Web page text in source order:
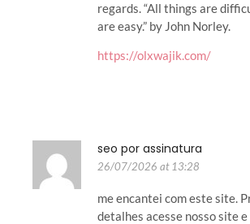
regards. “All things are
are easy.” by John Norley.
https://olxwajik.com/
seo por assinatura
26/07/2026 at 13:28
me encantei com este site.
detalhes acesse nosso site